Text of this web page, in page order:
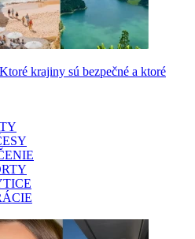
krajiny sú bezpečné a ktoré